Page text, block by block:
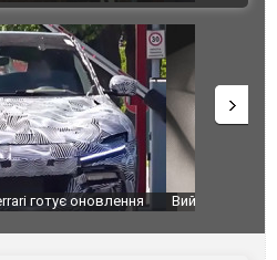
екранізації легендарного